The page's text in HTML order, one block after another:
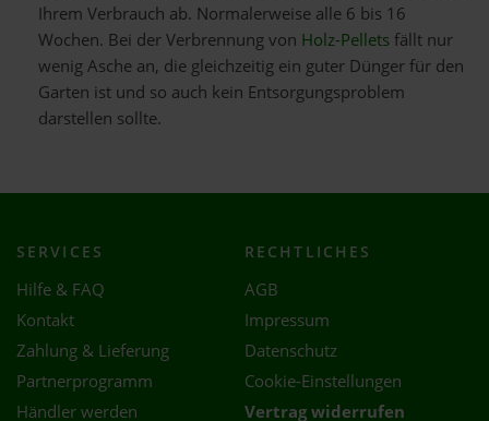
Ihrem Verbrauch ab. Normalerweise alle 6 bis 16
Wochen. Bei der Verbrennung von Holz-Pelletsfällt nur
wenig Asche an, die gleichzeitig ein guter Dünger für den
Garten ist und so auch kein Entsorgungsproblem
darstellen sollte.
SERVICES
Hilfe & FAQ
Kontakt
Zahlung & Lieferung
Partnerprogramm
Händler werden
RECHTLICHES
AGB
Impressum
Datenschutz
Cookie-Einstellungen
Vertrag widerrufen